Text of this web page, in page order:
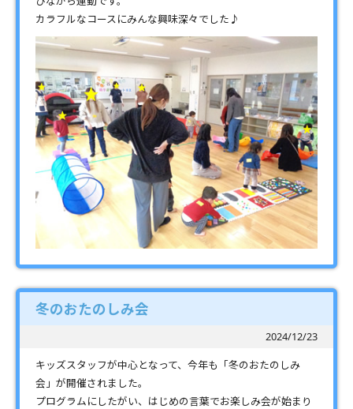
カラフルなコースにみんな興味深々でした♪
冬のおたのしみ会
2024/12/23
キッズスタッフが中心となって、今年も「冬のおたのしみ
会」が開催されました。
プログラムにしたがい、はじめの言葉でお楽しみ会が始まり